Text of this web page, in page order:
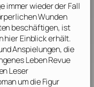
immer wieder der Fall
Wunden
beschäftigen, ist
hier Einblick erhält.
Anspielungen, die
Leben Revue
Leser
um die Figur